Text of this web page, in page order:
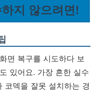
지 않으려면!
면 복구를 시도하다 보
있어요. 가장 흔한 실수
코덱을 잘못 설치하는 경